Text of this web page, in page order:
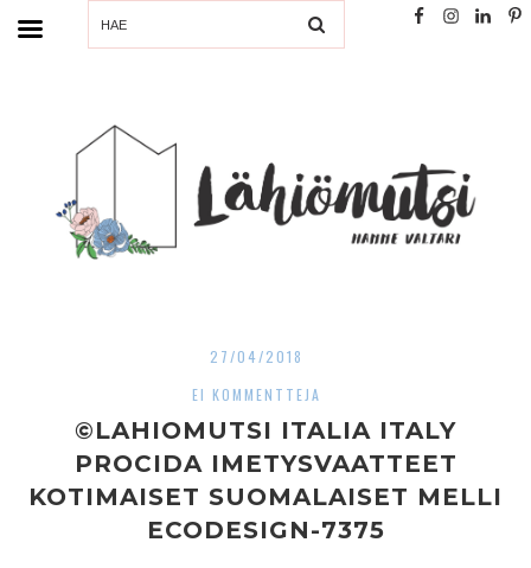
SEARCH
27/04/2018
EI KOMMENTTEJA
©LAHIOMUTSI ITALIA ITALY
PROCIDA IMETYSVAATTEET
KOTIMAISET SUOMALAISET MELLI
ECODESIGN-7375